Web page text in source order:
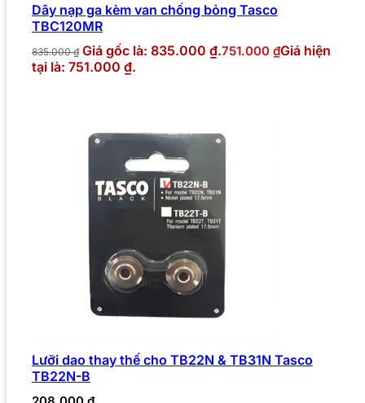
Dây nạp ga kèm van chống bỏng Tasco
TBC120MR
835.000₫ Giá gốc là: 835.000 ₫.751.000 ₫Giá hiện
tại là: 751.000 ₫.
Lưỡi dao thay thế cho TB22N & TB31N Tasco
TB22N-B